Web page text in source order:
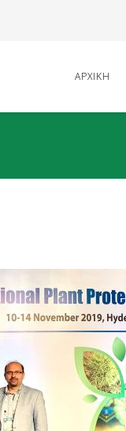
ΑΡΧΙΚΉ